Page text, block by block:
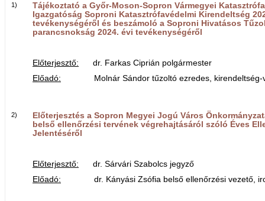
1)
Tájékoztató a Győr-Moson-Sopron Vármegyei
Igazgatóság Soproni Katasztrófavédelmi Kirendeltség
tevékenységéről és beszámoló a Soproni Hivatásos
parancsnokság 2024. évi tevékenységéről
Előterjesztő: dr. Farkas Ciprián polgármester
Előadó: Molnár Sándor tűzoltó ezredes, kirendeltség-
2)
Előterjesztés a Sopron Megyei Jogú Város
belső ellenőrzési tervének végrehajtásáról szóló Éves
Jelentéséről
Előterjesztő: dr. Sárvári Szabolcs jegyző
Előadó: dr. Kányási Zsófia belső ellenőrzési vezető,